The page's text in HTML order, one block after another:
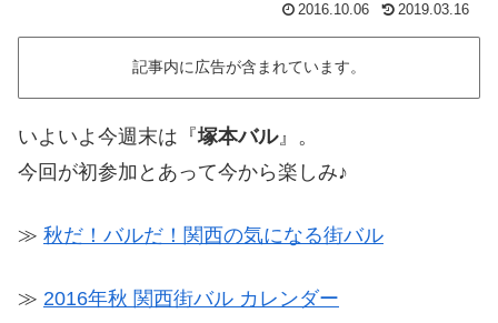
2016.10.06 2019.03.16
記事内に広告が含まれています。
いよいよ今週末は『塚本バル』。
今回が初参加とあって今から楽しみ♪
≫ 秋だ！バルだ！関西の気になる街バル
≫ 2016年秋 関西街バル カレンダー